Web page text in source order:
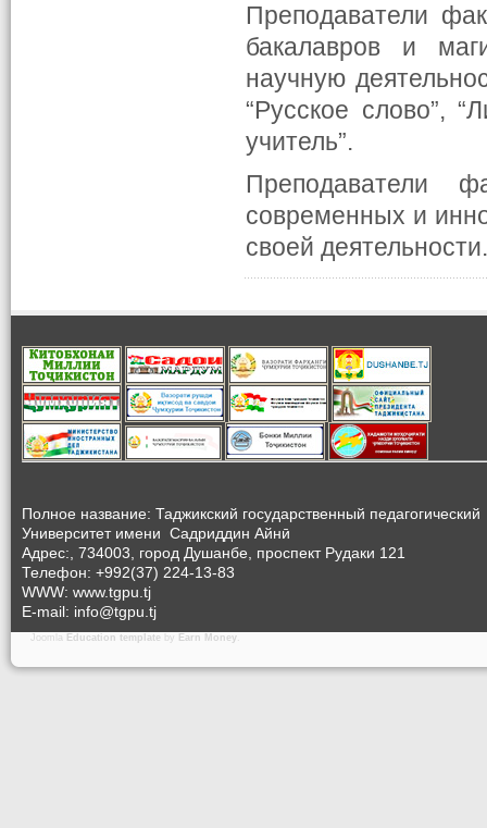
Преподаватели
бакалавров и
научную
“Русское слово”,
учитель”.
Преподаватели
современных и
своей деятельности.
Полное название: Таджикский государственный педагогический
Университет имени Садриддин Айнӣ
Адрес:, 734003, город Душанбе, проспект Рудаки 121
Телефон: +992(37) 224-13-83
WWW: www.tgpu.tj
E-mail: info@tgpu.tj
Joomla Education template by Earn Money.